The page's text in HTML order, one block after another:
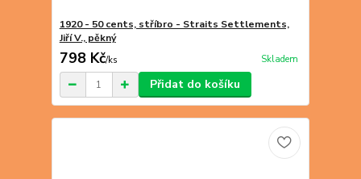
1920 - 50 cents, stříbro - Straits Settlements,
Jiří V., pěkný
798 Kč/ks Skladem
Přidat do košíku